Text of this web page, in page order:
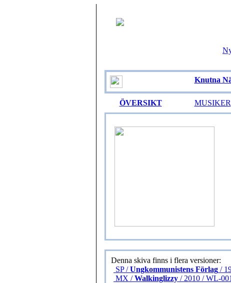
Knutna
ÖVERSIKT MUSIKER
Denna skiva finns i flera versioner:
SP /Ungkommunistens Förlag /
MX /Walkinglizzy / 2010 / WL-001